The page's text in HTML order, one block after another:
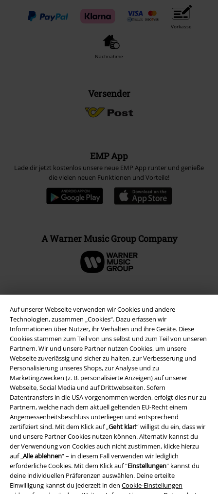
Auf unserer Webseite verwenden wir Cookies und andere
Technologien, zusammen „Cookies“. Dazu erfassen wir
Informationen über Nutzer, ihr Verhalten und ihre Geräte. Diese
Cookies stammen zum Teil von uns selbst und zum Teil von unseren
Partnern. Wir und unsere Partner nutzen Cookies, um unsere
Webseite zuverlässig und sicher zu halten, zur Verbesserung und
Personalisierung unseres Shops, zur Analyse und zu
Marketingzwecken (z. B. personalisierte Anzeigen) auf unserer
Webseite, Social Media und auf Drittwebseiten. Sofern
Datentransfers in die USA vorgenommen werden, erfolgt dies nur zu
Partnern, welche nach dem aktuell geltenden EU-Recht einem
Angemessenheitsbeschluss unterliegen und entsprechend
zertifiziert sind. Mit dem Klick auf „ Geht klar!“ willigst du ein, dass wir
und unsere Partner Cookies nutzen können. Alternativ kannst du
der Verwendung von Cookies auch nicht zustimmen, klicke hierzu
auf „ Alle ablehnen“ – in diesem Fall verwenden wir lediglich
erforderliche Cookies. Mit dem Klick auf "Einstellungen" kannst du
deine individuellen Präferenzen auswählen. Deine erteilte
Einwilligung kannst du jederzeit in den Cookie-Einstellungen
Vorkasse
Nachnahme
Versender
EMP App
Lade dir jetzt kostenlos unsere neue EMP App runter und genieße
die vielen neuen Funktionen und Vorteile!
A Warner Music Group Company
Rechtliches
AGB
Impressum
Datenschutz
Entsorgung und Umweltschutz
Konformitätserklärung